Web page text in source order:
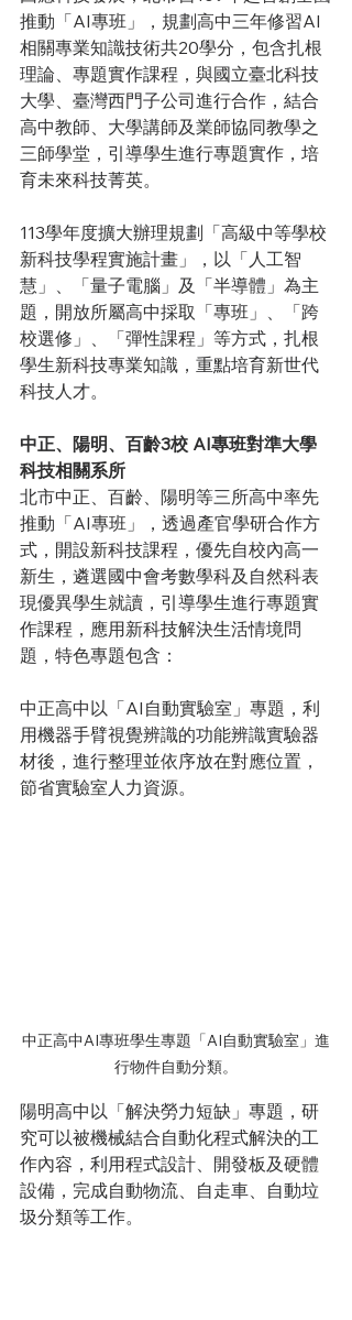
推動「AI專班」，規劃高中三年修習AI
相關專業知識技術共20學分，包含扎根
理論、專題實作課程，與國立臺北科技
大學、臺灣西門子公司進行合作，結合
高中教師、大學講師及業師協同教學之
三師學堂，引導學生進行專題實作，培
育未來科技菁英。
113學年度擴大辦理規劃「高級中等學校
新科技學程實施計畫」，以「人工智
慧」、「量子電腦」及「半導體」為主
題，開放所屬高中採取「專班」、「跨
校選修」、「彈性課程」等方式，扎根
學生新科技專業知識，重點培育新世代
科技人才。
中正、陽明、百齡3校 AI專班對準大學
科技相關系所
北市中正、百齡、陽明等三所高中率先
推動「AI專班」，透過產官學研合作方
式，開設新科技課程，優先自校內高一
新生，遴選國中會考數學科及自然科表
現優異學生就讀，引導學生進行專題實
作課程，應用新科技解決生活情境問
題，特色專題包含：
中正高中以「AI自動實驗室」專題，利
用機器手臂視覺辨識的功能辨識實驗器
材後，進行整理並依序放在對應位置，
節省實驗室人力資源。
中正高中AI專班學生專題「AI自動實驗室」進
行物件自動分類。
陽明高中以「解決勞力短缺」專題，研
究可以被機械結合自動化程式解決的工
作內容，利用程式設計、開發板及硬體
設備，完成自動物流、自走車、自動垃
圾分類等工作。